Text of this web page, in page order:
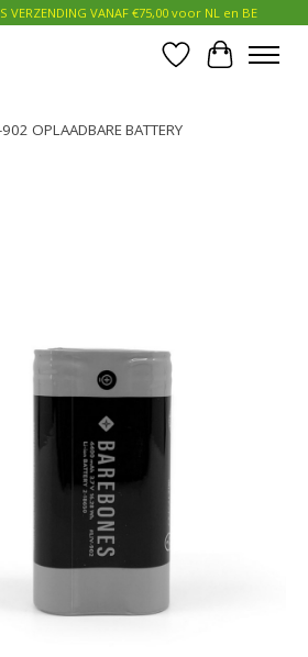
VERZENDING VANAF €75,00 voor NL en BE
Verlanglijst
OPLAADBARE BATTERY